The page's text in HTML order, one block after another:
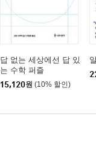
다 · 129
하고 있는 원인 · 131
동안 지속된다 · 134
억력은 좋아질 수 있다
억력을 단련하는 방법
답 없는 세상에선 답 있
는 수학 퍼즐
15,120원 (10% 할인)